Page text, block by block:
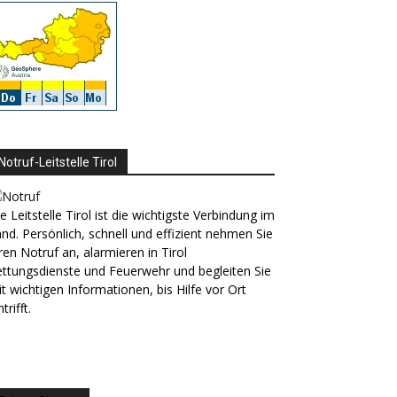
Notruf-Leitstelle Tirol
Leitstelle Tirol ist die wichtigste Verbindung im
Persönlich, schnell und effizient nehmen Sie
Notruf an, alarmieren in Tirol
und Feuerwehr und begleiten Sie
wichtigen Informationen, bis Hilfe vor Ort